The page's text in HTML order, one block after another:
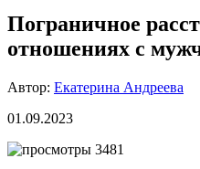
Пограничное
отношениях с
Автор: Екатерина Андреева
01.09.2023
3481